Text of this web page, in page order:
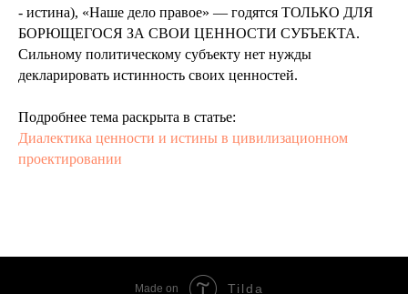
- истина), «Наше дело правое» — годятся ТОЛЬКО ДЛЯ
БОРЮЩЕГОСЯ ЗА СВОИ ЦЕННОСТИ СУБЪЕКТА.
Сильному политическому субъекту нет нужды
декларировать истинность своих ценностей.
Подробнее тема раскрыта в статье:
Диалектика ценности и истины в цивилизационном
проектировании
Made on Tilda